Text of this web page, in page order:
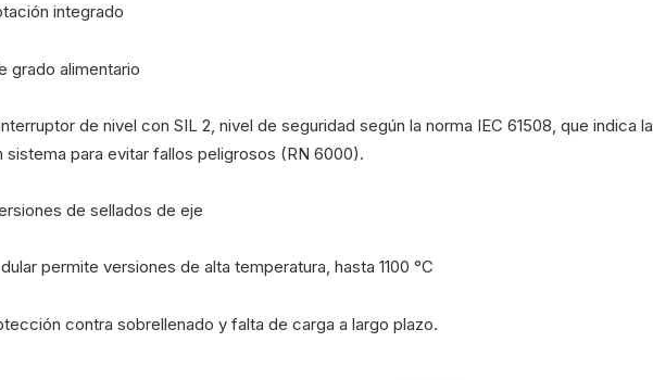
integrado
grado alimentario
de nivel con SIL 2, nivel de seguridad según la norma IEC 61508, que indica la
sistema para evitar fallos peligrosos (RN 6000).
de sellados de eje
permite versiones de alta temperatura, hasta 1100 °C
contra sobrellenado y falta de carga a largo plazo.